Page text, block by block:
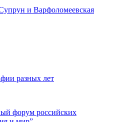
и Варфоломеевская
разных лет
форум российских